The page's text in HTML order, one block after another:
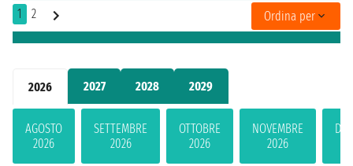
2026 2027 2028 2029
AGOSTO
2026
SETTEMBRE
2026
OTTOBRE
2026
NOVEMBRE
2026
1 2 Ordina per